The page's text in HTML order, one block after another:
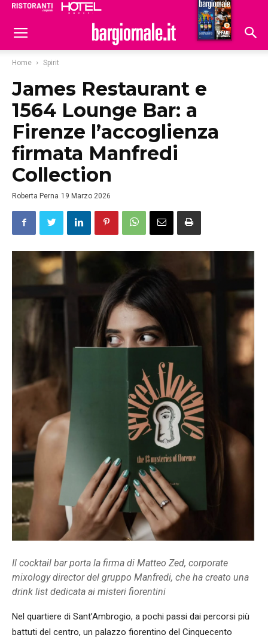
Hoteldomani
Home Spirit
James Restaurant e
1564 Lounge Bar: a
Firenze l’accoglienza
firmata Manfredi
Collection
Roberta Perna 19 Marzo 2026
Il cocktail bar porta la firma di Matteo Zed, corporate
mixology director del gruppo Manfredi, che ha creato una
drink list dedicata ai misteri fiorentini
Nel quartiere di Sant’Ambrogio, a pochi passi dai percorsi più
battuti del centro, un palazzo fiorentino del Cinquecento